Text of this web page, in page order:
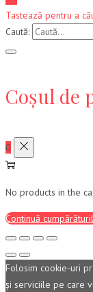
Tastează pentru a
Caută:
Coșul de
0
No products in the
Continuă
Folosim cookie-uri
şi serviciile pe care